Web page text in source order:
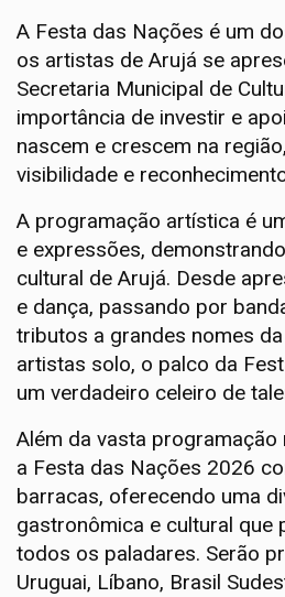
A Festa das Nações é um
os artistas de Arujá se
Secretaria Municipal de
importância de investir e
nascem e crescem na
visibilidade e
A programação artística é
e expressões,
cultural de Arujá. Desde
e dança, passando por
tributos a grandes nomes
artistas solo, o palco da
um verdadeiro celeiro de
Além da vasta programação
a Festa das Nações 2026
barracas, oferecendo uma
gastronômica e cultural que
todos os paladares. Serão
Uruguai, Líbano, Brasil